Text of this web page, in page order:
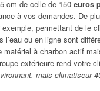
cm de celle de 150 euros
à vos demandes. De
permettant de le
l’eau ou en ligne sont
à charbon actif
extérieure rend votre
mais climatiseur